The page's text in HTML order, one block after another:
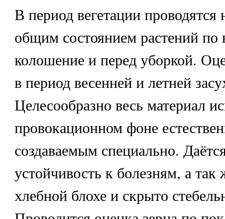
В период вегетации проводятся
общим состоянием растений по
колошение и перед уборкой.
в период весенней и летней
Целесообразно весь материал
провокационном фоне
создаваемым специально.
устойчивость к болезням, а так
хлебной блохе и скрыто